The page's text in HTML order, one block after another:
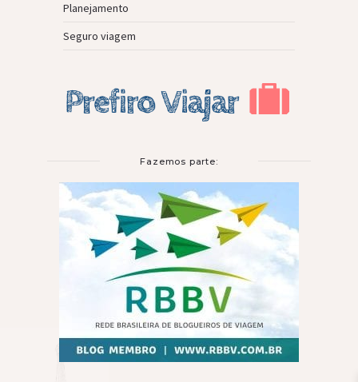
Planejamento
Seguro viagem
Fazemos parte: